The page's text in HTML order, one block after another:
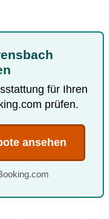
für Ihren
prüfen.
ansehen